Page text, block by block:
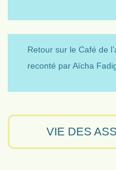
Retour sur le Café de
reconté par Aïcha
VIE DES